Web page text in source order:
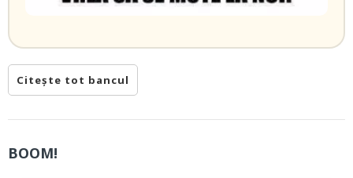
Citește tot bancul
BOOM!